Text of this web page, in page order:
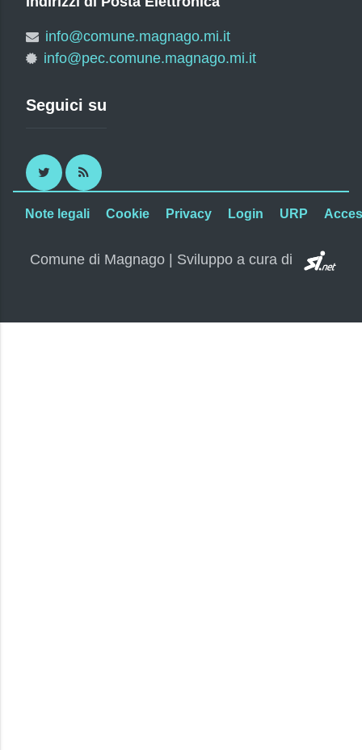
info@comune.magnago.mi.it
info@pec.comune.magnago.mi.it
Seguici su
Twitter RSS
Note legali Cookie Privacy Login URP
Comune di Magnago | Sviluppo a cura di